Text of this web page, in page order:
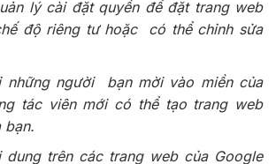
lý cài đặt quyền để đặt trang web
độ riêng tư hoặc có thể chỉnh sửa
những người bạn mời vào miền của
tác viên mới có thể tạo trang web
bạn.
dung trên các trang web của Google